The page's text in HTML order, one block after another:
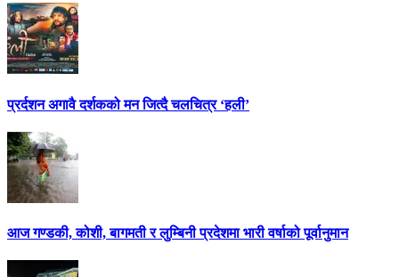
प्रर्दशन अगावै दर्शकको मन जित्दै चलचित्र ‘हली’
आज गण्डकी, कोशी, बागमती र लुम्बिनी प्रदेशमा भारी वर्षाको पूर्वानुमान